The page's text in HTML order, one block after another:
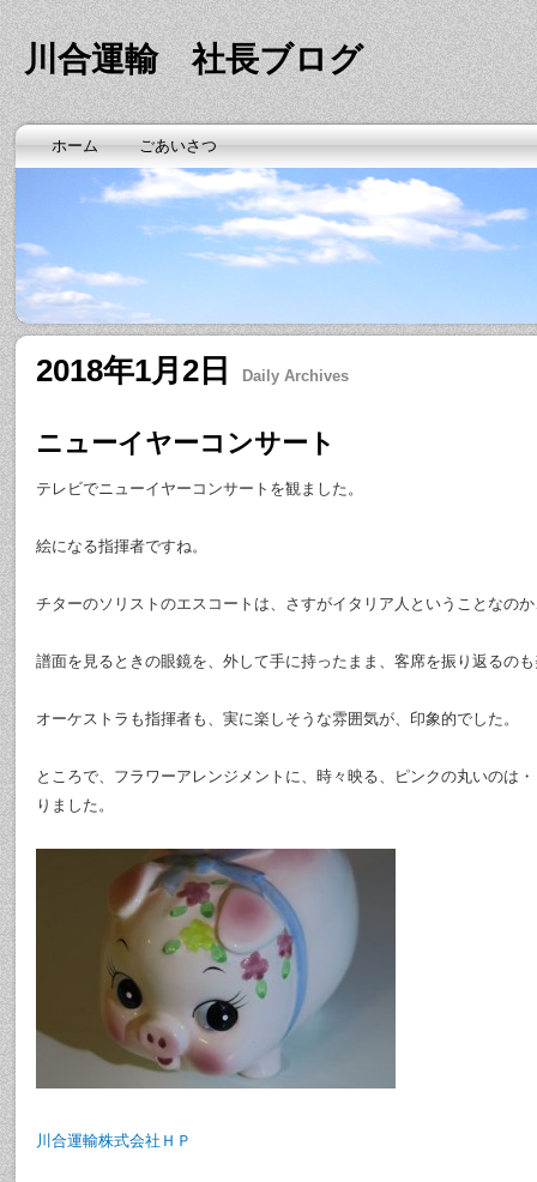
川合運輸 社長ブログ
ホーム ごあいさつ
2018年1月2日 Daily Archives
ニューイヤーコンサート
テレビでニューイヤーコンサートを観ました。
絵になる指揮者ですね。
チターのソリストのエスコートは、さすがイタリア人ということなの
譜面を見るときの眼鏡を、外して手に持ったまま、客席を振り返るの
オーケストラも指揮者も、実に楽しそうな雰囲気が、印象的でした。
ところで、フラワーアレンジメントに、時々映る、ピンクの丸いのは
りました。
川合運輸株式会社ＨＰ